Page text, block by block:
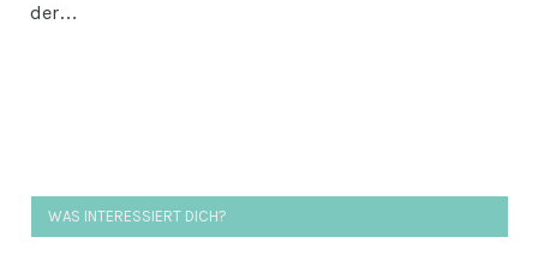
der…
WAS INTERESSIERT DICH?